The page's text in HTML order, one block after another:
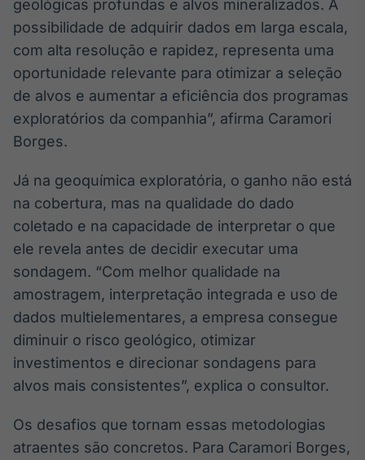
Tokenização
Em breve
geológicas profundas e alvos mineralizados. A
possibilidade de adquirir dados em larga escala,
com alta resolução e rapidez, representa uma
oportunidade relevante para otimizar a seleção
de alvos e aumentar a eficiência dos programas
exploratórios da companhia”, afirma Caramori
Borges.
Já na geoquímica exploratória, o ganho não está
na cobertura, mas na qualidade do dado
coletado e na capacidade de interpretar o que
ele revela antes de decidir executar uma
sondagem. “Com melhor qualidade na
amostragem, interpretação integrada e uso de
dados multielementares, a empresa consegue
diminuir o risco geológico, otimizar
investimentos e direcionar sondagens para
alvos mais consistentes”, explica o consultor.
Os desafios que tornam essas metodologias
atraentes são concretos. Para Caramori Borges,